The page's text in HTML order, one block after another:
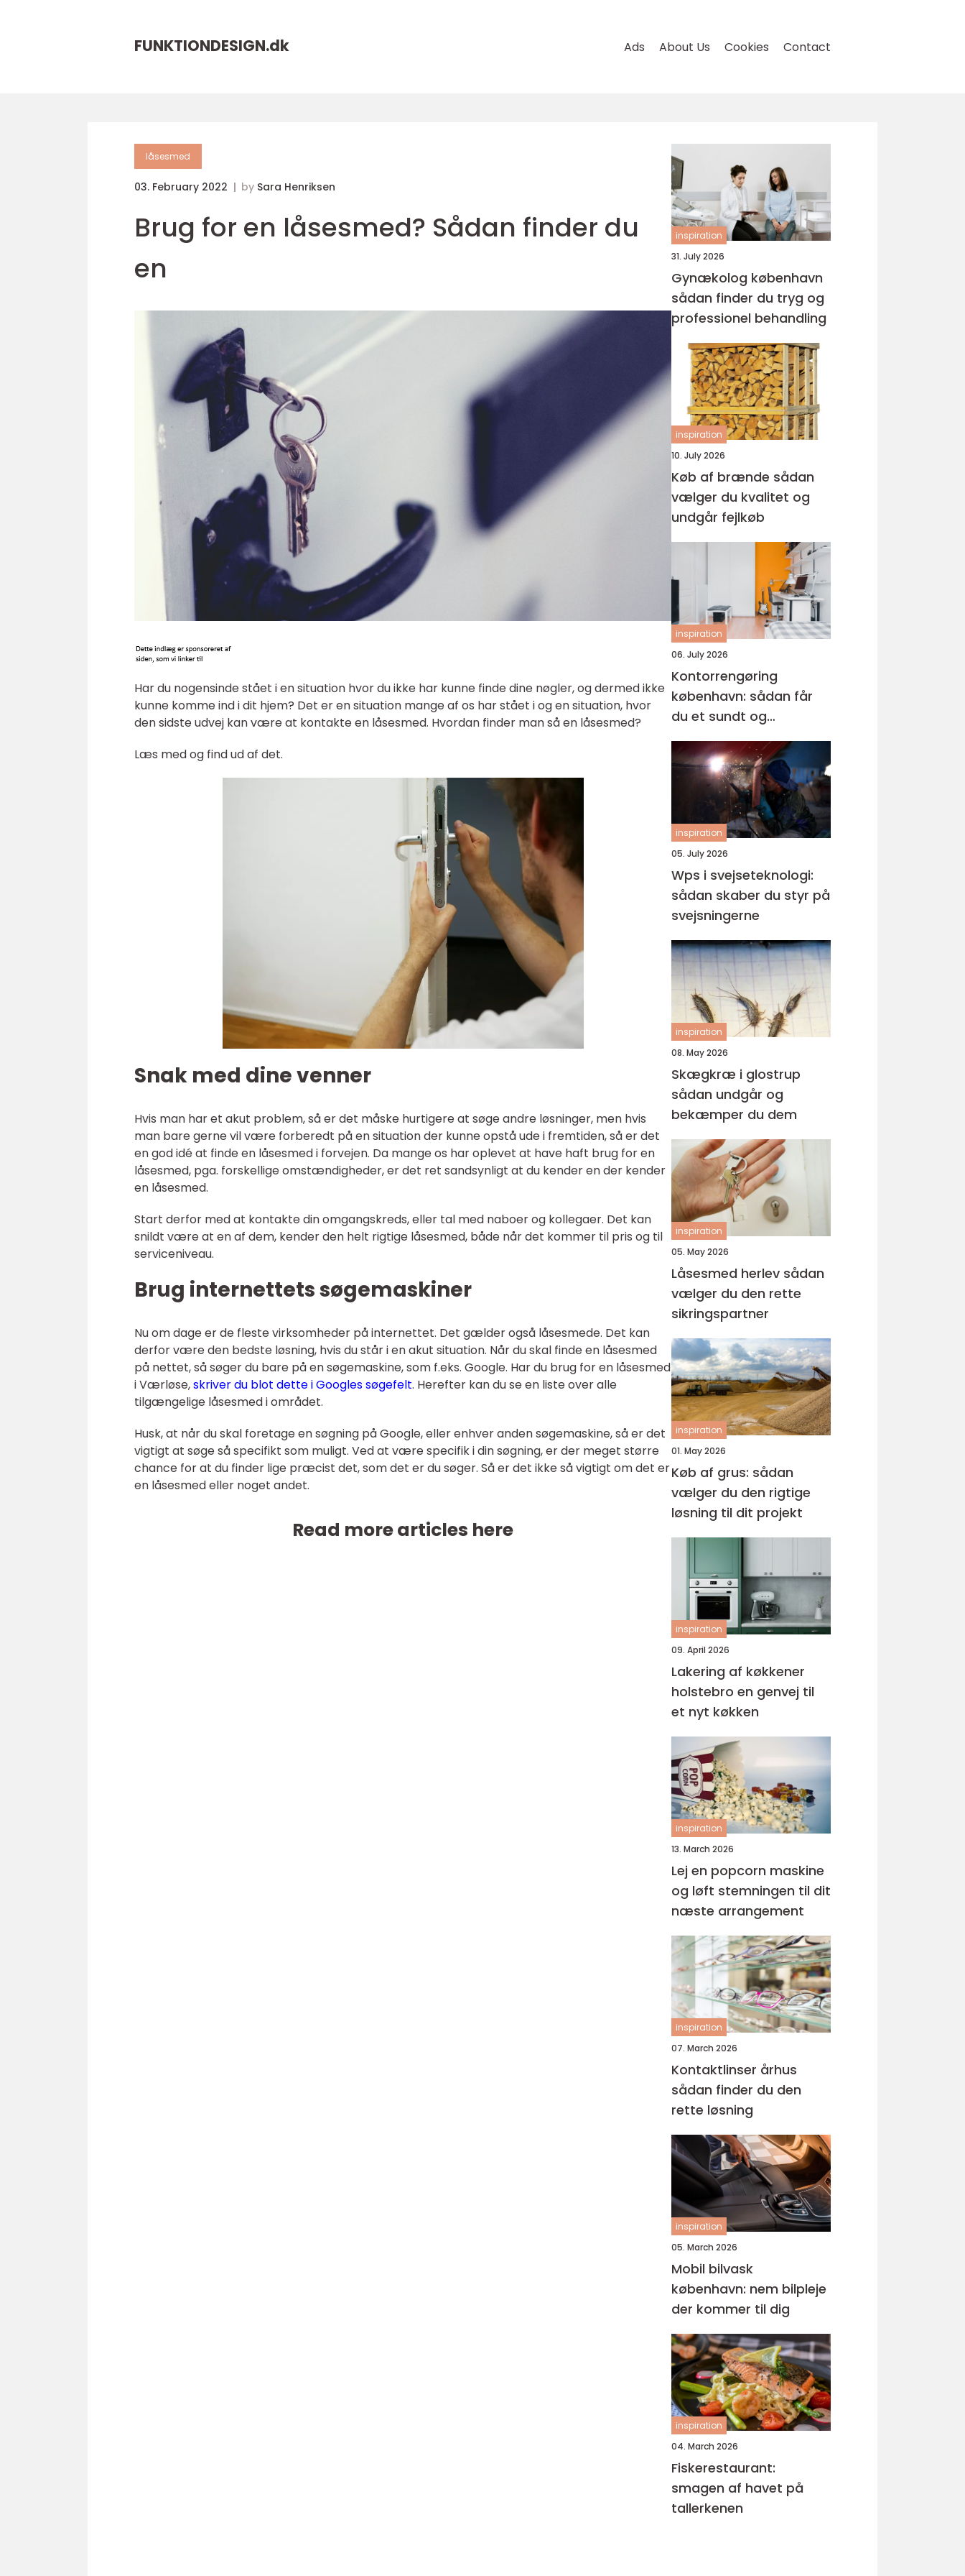
FUNKTIONDESIGN.dk Ads About Us Cookies Contact
låsesmed
03. February 2022 by Sara Henriksen
Brug for en låsesmed? Sådan finder du
en
Har du nogensinde stået i en situation hvor du ikke har kunne finde dine nøgler, og dermed ikke
kunne komme ind i dit hjem? Det er en situation mange af os har stået i og en situation, hvor
den sidste udvej kan være at kontakte en låsesmed. Hvordan finder man så en låsesmed?
Læs med og find ud af det.
Snak med dine venner
Hvis man har et akut problem, så er det måske hurtigere at søge andre løsninger, men hvis
man bare gerne vil være forberedt på en situation der kunne opstå ude i fremtiden, så er det
en god idé at finde en låsesmed i forvejen. Da mange os har oplevet at have haft brug for en
låsesmed, pga. forskellige omstændigheder, er det ret sandsynligt at du kender en der kender
en låsesmed.
Start derfor med at kontakte din omgangskreds, eller tal med naboer og kollegaer. Det kan
snildt være at en af dem, kender den helt rigtige låsesmed, både når det kommer til pris og til
serviceniveau.
Brug internettets søgemaskiner
Nu om dage er de fleste virksomheder på internettet. Det gælder også låsesmede. Det kan
derfor være den bedste løsning, hvis du står i en akut situation. Når du skal finde en låsesmed
på nettet, så søger du bare på en søgemaskine, som f.eks. Google. Har du brug for en låsesmed
i Værløse,skriver du blot dette i Googles søgefelt. Herefter kan du se en liste over alle
tilgængelige låsesmed i området.
Husk, at når du skal foretage en søgning på Google, eller enhver anden søgemaskine, så er det
vigtigt at søge så specifikt som muligt. Ved at være specifik i din søgning, er der meget større
chance for at du finder lige præcist det, som det er du søger. Så er det ikke så vigtigt om det er
en låsesmed eller noget andet.
Read more articles here
inspiration
31. July 2026
Gynækolog københavn
sådan finder du tryg og
professionel behandling
inspiration
10. July 2026
Køb af brænde sådan
vælger du kvalitet og
undgår fejlkøb
inspiration
06. July 2026
Kontorrengøring
københavn: sådan får
du et sundt og
professionelt
arbejdsmiljø
inspiration
05. July 2026
Wps i svejseteknologi:
sådan skaber du styr på
svejsningerne
inspiration
08. May 2026
Skægkræ i glostrup
sådan undgår og
bekæmper du dem
inspiration
05. May 2026
Låsesmed herlev sådan
vælger du den rette
sikringspartner
inspiration
01. May 2026
Køb af grus: sådan
vælger du den rigtige
løsning til dit projekt
inspiration
09. April 2026
Lakering af køkkener
holstebro en genvej til
et nyt køkken
inspiration
13. March 2026
Lej en popcorn maskine
og løft stemningen til dit
næste arrangement
inspiration
07. March 2026
Kontaktlinser århus
sådan finder du den
rette løsning
inspiration
05. March 2026
Mobil bilvask
københavn: nem bilpleje
der kommer til dig
inspiration
04. March 2026
Fiskerestaurant:
smagen af havet på
tallerkenen